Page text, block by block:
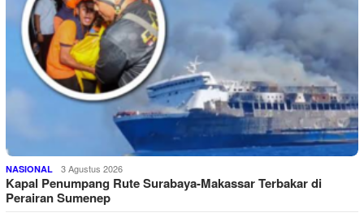
NASIONAL 3 Agustus 2026
Kapal Penumpang Rute Surabaya-Makassar Terbakar di
Perairan Sumenep